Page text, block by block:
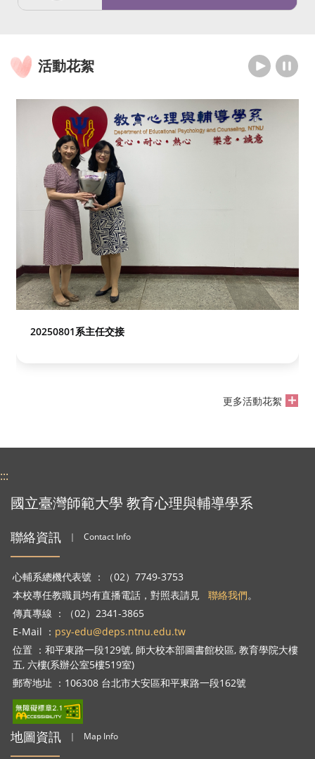
活動花絮
20250801系主任交接
更多活動花絮
:::
國立臺灣師範大學 教育心理與輔導學系
聯絡資訊 ｜ Contact Info
心輔系總機代表號 ：（02）7749-3753
本校專任教職員均有直播電話，對照表請見 聯絡我們。
傳真專線 ：（02）2341-3865
E-Mail ： psy-edu@deps.ntnu.edu.tw
位置 ：和平東路一段129號, 師大校本部圖書館校區, 教育學院大樓
五, 六樓(系辦公室5樓519室)
郵寄地址 ：106308 台北市大安區和平東路一段162號
地圖資訊 ｜ Map Info